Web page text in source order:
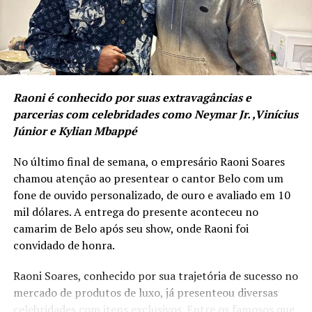
do motor V8: precisão, força, consistência e máxima
performance. Uma analogia direta ao empresário
moderno que entende que sua mente, seu corpo e seu
negócio precisam operar em sintonia e alto rendimento.
turístico do município.
“Esta temporada colocará Balneário Camboriú em
um setor de destaque no turismo náutico do Brasil,
contribuindo diretamente para impulsionar a
economia local. O município se preparou para
ampliar o turismo de cruzeiros e oferecer uma
experiência turística de altíssima qualidade”,
afirmou o secretário de Turismo, Evandro Neiva.
Raoni é conhecido por suas extravagâncias e
parcerias com celebridades como Neymar Jr. ,Vinícius
Júnior e Kylian Mbappé
No último final de semana, o empresário Raoni Soares
chamou atenção ao presentear o cantor Belo com um
fone de ouvido personalizado, de ouro e avaliado em 10
mil dólares. A entrega do presente aconteceu no
camarim de Belo após seu show, onde Raoni foi
convidado de honra.
Raoni Soares, conhecido por sua trajetória de sucesso no
mercado de produtos de luxo, já presenteou diversas
celebridades com itens exclusivos. Entre os famosos que